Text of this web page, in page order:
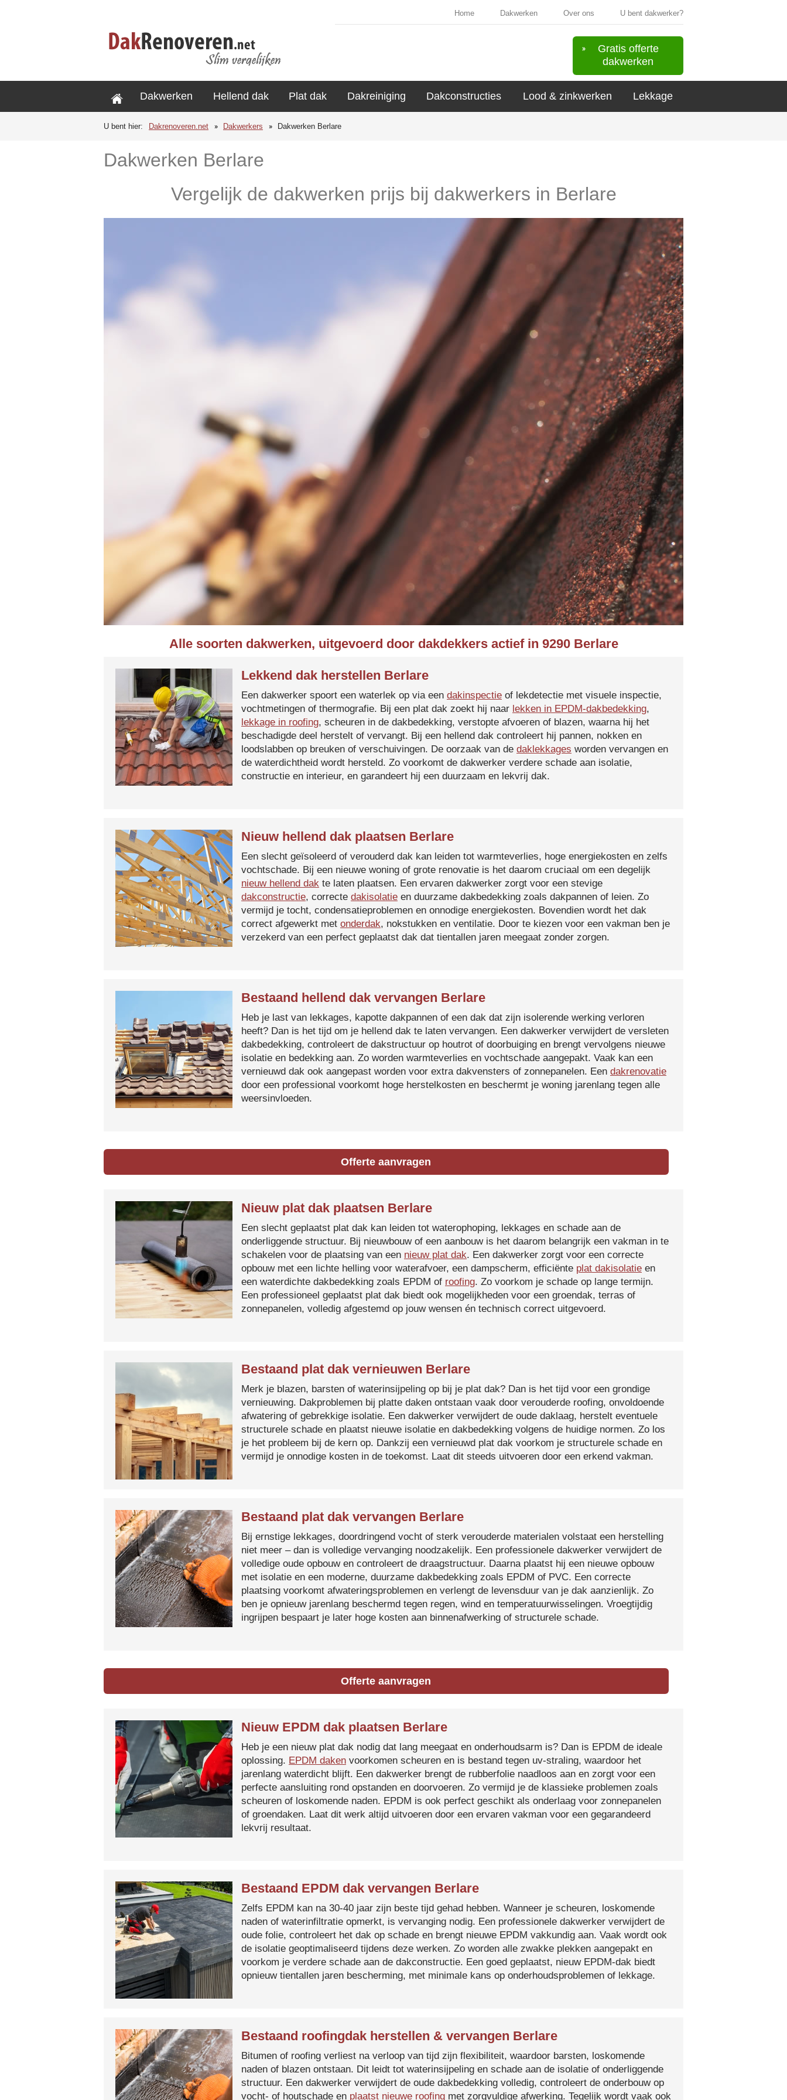
Home Dakwerken Over ons U bent dakwerker?
Gratis offerte
dakwerken
Dakwerken Hellend dak Plat dak Dakreiniging Dakconstructies Lood & zinkwerken Lekkage
U bent hier: Dakrenoveren.net Dakwerkers Dakwerken Berlare
Dakwerken Berlare
Vergelijk de dakwerken prijs bij dakwerkers in Berlare
Alle soorten dakwerken, uitgevoerd door dakdekkers actief in 9290 Berlare
Lekkend dak herstellen Berlare
Een dakwerker spoort een waterlek op via een dakinspectie of lekdetectie met visuele inspectie,
vochtmetingen of thermografie. Bij een plat dak zoekt hij naar lekken in EPDM-dakbedekking,
lekkage in roofing, scheuren in de dakbedekking, verstopte afvoeren of blazen, waarna hij het
beschadigde deel herstelt of vervangt. Bij een hellend dak controleert hij pannen, nokken en
loodslabben op breuken of verschuivingen. De oorzaak van de daklekkages worden vervangen en
de waterdichtheid wordt hersteld. Zo voorkomt de dakwerker verdere schade aan isolatie,
constructie en interieur, en garandeert hij een duurzaam en lekvrij dak.
Nieuw hellend dak plaatsen Berlare
Een slecht geïsoleerd of verouderd dak kan leiden tot warmteverlies, hoge energiekosten en zelfs
vochtschade. Bij een nieuwe woning of grote renovatie is het daarom cruciaal om een degelijk
nieuw hellend dak te laten plaatsen. Een ervaren dakwerker zorgt voor een stevige
dakconstructie, correcte dakisolatie en duurzame dakbedekking zoals dakpannen of leien. Zo
vermijd je tocht, condensatieproblemen en onnodige energiekosten. Bovendien wordt het dak
correct afgewerkt met onderdak, nokstukken en ventilatie. Door te kiezen voor een vakman ben je
verzekerd van een perfect geplaatst dak dat tientallen jaren meegaat zonder zorgen.
Bestaand hellend dak vervangen Berlare
Heb je last van lekkages, kapotte dakpannen of een dak dat zijn isolerende werking verloren
heeft? Dan is het tijd om je hellend dak te laten vervangen. Een dakwerker verwijdert de versleten
dakbedekking, controleert de dakstructuur op houtrot of doorbuiging en brengt vervolgens nieuwe
isolatie en bedekking aan. Zo worden warmteverlies en vochtschade aangepakt. Vaak kan een
vernieuwd dak ook aangepast worden voor extra dakvensters of zonnepanelen. Een dakrenovatie
door een professional voorkomt hoge herstelkosten en beschermt je woning jarenlang tegen alle
weersinvloeden.
Offerte aanvragen
Nieuw plat dak plaatsen Berlare
Een slecht geplaatst plat dak kan leiden tot waterophoping, lekkages en schade aan de
onderliggende structuur. Bij nieuwbouw of een aanbouw is het daarom belangrijk een vakman in te
schakelen voor de plaatsing van een nieuw plat dak. Een dakwerker zorgt voor een correcte
opbouw met een lichte helling voor waterafvoer, een dampscherm, efficiënte plat dakisolatie en
een waterdichte dakbedekking zoals EPDM of roofing. Zo voorkom je schade op lange termijn.
Een professioneel geplaatst plat dak biedt ook mogelijkheden voor een groendak, terras of
zonnepanelen, volledig afgestemd op jouw wensen én technisch correct uitgevoerd.
Bestaand plat dak vernieuwen Berlare
Merk je blazen, barsten of waterinsijpeling op bij je plat dak? Dan is het tijd voor een grondige
vernieuwing. Dakproblemen bij platte daken ontstaan vaak door verouderde roofing, onvoldoende
afwatering of gebrekkige isolatie. Een dakwerker verwijdert de oude daklaag, herstelt eventuele
structurele schade en plaatst nieuwe isolatie en dakbedekking volgens de huidige normen. Zo los
je het probleem bij de kern op. Dankzij een vernieuwd plat dak voorkom je structurele schade en
vermijd je onnodige kosten in de toekomst. Laat dit steeds uitvoeren door een erkend vakman.
Bestaand plat dak vervangen Berlare
Bij ernstige lekkages, doordringend vocht of sterk verouderde materialen volstaat een herstelling
niet meer – dan is volledige vervanging noodzakelijk. Een professionele dakwerker verwijdert de
volledige oude opbouw en controleert de draagstructuur. Daarna plaatst hij een nieuwe opbouw
met isolatie en een moderne, duurzame dakbedekking zoals EPDM of PVC. Een correcte
plaatsing voorkomt afwateringsproblemen en verlengt de levensduur van je dak aanzienlijk. Zo
ben je opnieuw jarenlang beschermd tegen regen, wind en temperatuurwisselingen. Vroegtijdig
ingrijpen bespaart je later hoge kosten aan binnenafwerking of structurele schade.
Offerte aanvragen
Nieuw EPDM dak plaatsen Berlare
Heb je een nieuw plat dak nodig dat lang meegaat en onderhoudsarm is? Dan is EPDM de ideale
oplossing. EPDM daken voorkomen scheuren en is bestand tegen uv-straling, waardoor het
jarenlang waterdicht blijft. Een dakwerker brengt de rubberfolie naadloos aan en zorgt voor een
perfecte aansluiting rond opstanden en doorvoeren. Zo vermijd je de klassieke problemen zoals
scheuren of loskomende naden. EPDM is ook perfect geschikt als onderlaag voor zonnepanelen
of groendaken. Laat dit werk altijd uitvoeren door een ervaren vakman voor een gegarandeerd
lekvrij resultaat.
Bestaand EPDM dak vervangen Berlare
Zelfs EPDM kan na 30-40 jaar zijn beste tijd gehad hebben. Wanneer je scheuren, loskomende
naden of waterinfiltratie opmerkt, is vervanging nodig. Een professionele dakwerker verwijdert de
oude folie, controleert het dak op schade en brengt nieuwe EPDM vakkundig aan. Vaak wordt ook
de isolatie geoptimaliseerd tijdens deze werken. Zo worden alle zwakke plekken aangepakt en
voorkom je verdere schade aan de dakconstructie. Een goed geplaatst, nieuw EPDM-dak biedt
opnieuw tientallen jaren bescherming, met minimale kans op onderhoudsproblemen of lekkage.
Bestaand roofingdak herstellen & vervangen Berlare
Bitumen of roofing verliest na verloop van tijd zijn flexibiliteit, waardoor barsten, loskomende
naden of blazen ontstaan. Dit leidt tot waterinsijpeling en schade aan de isolatie of onderliggende
structuur. Een dakwerker verwijdert de oude dakbedekking volledig, controleert de onderbouw op
vocht- of houtschade en plaatst nieuwe roofing met zorgvuldige afwerking. Tegelijk wordt vaak ook